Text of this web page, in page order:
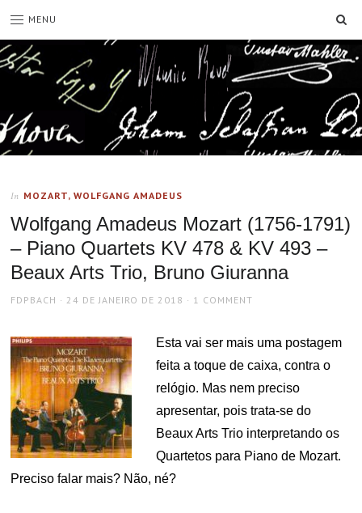
MENU
In MOZART, WOLFGANG AMADEUS
Wolfgang Amadeus Mozart (1756-1791)
– Piano Quartets KV 478 & KV 493 –
Beaux Arts Trio, Bruno Giuranna
AUTHOR
FDPBACH
POSTED
24 DE JANEIRO DE 2018 1 COMMENT
Esta vai ser mais uma postagem
feita a toque de caixa, contra o
relógio. Mas nem preciso
apresentar, pois trata-se do
Beaux Arts Trio interpretando os
Quartetos para Piano de Mozart.
Preciso falar mais? Não, né?